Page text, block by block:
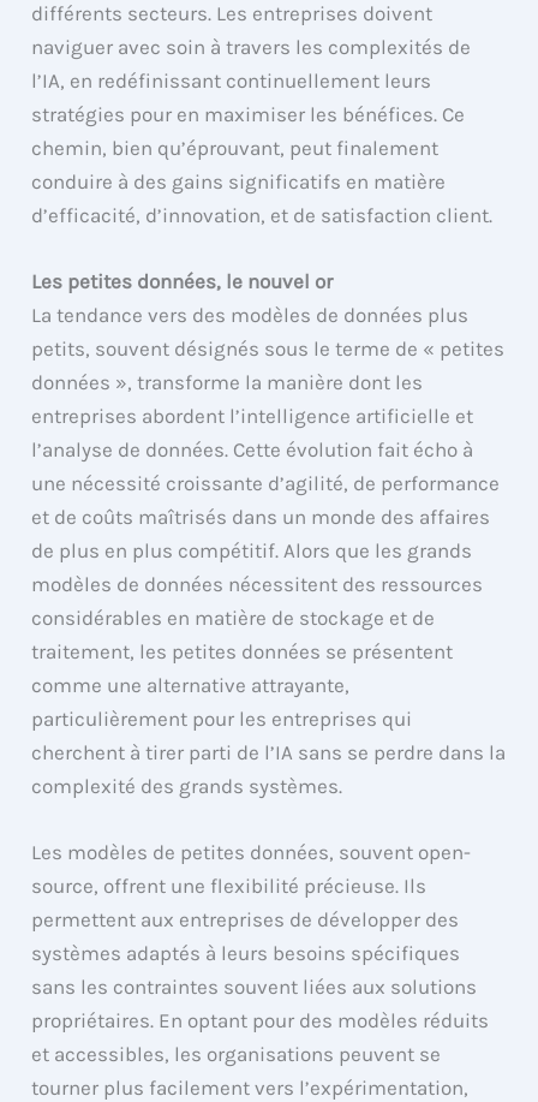
différents secteurs. Les entreprises doivent
naviguer avec soin à travers les complexités de
l’IA, en redéfinissant continuellement leurs
stratégies pour en maximiser les bénéfices. Ce
chemin, bien qu’éprouvant, peut finalement
conduire à des gains significatifs en matière
d’efficacité, d’innovation, et de satisfaction client.
Les petites données, le nouvel or
La tendance vers des modèles de données plus
petits, souvent désignés sous le terme de « petites
données », transforme la manière dont les
entreprises abordent l’intelligence artificielle et
l’analyse de données. Cette évolution fait écho à
une nécessité croissante d’agilité, de performance
et de coûts maîtrisés dans un monde des affaires
de plus en plus compétitif. Alors que les grands
modèles de données nécessitent des ressources
considérables en matière de stockage et de
traitement, les petites données se présentent
comme une alternative attrayante,
particulièrement pour les entreprises qui
cherchent à tirer parti de l’IA sans se perdre dans la
complexité des grands systèmes.
Les modèles de petites données, souvent open-
source, offrent une flexibilité précieuse. Ils
permettent aux entreprises de développer des
systèmes adaptés à leurs besoins spécifiques
sans les contraintes souvent liées aux solutions
propriétaires. En optant pour des modèles réduits
et accessibles, les organisations peuvent se
tourner plus facilement vers l’expérimentation,